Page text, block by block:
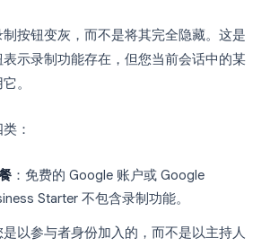
按钮变灰，而不是将其完全隐藏。这是
示录制功能存在，但您当前会话中的某
。
：
：免费的 Google 账户或 Google
Starter 不包含录制功能。
是以参与者身份加入的，而不是以主持人